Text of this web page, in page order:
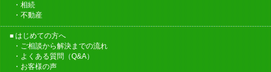
相続
不動産
はじめての方へ
ご相談から解決までの流れ
よくある質問（Q&A）
お客様の声